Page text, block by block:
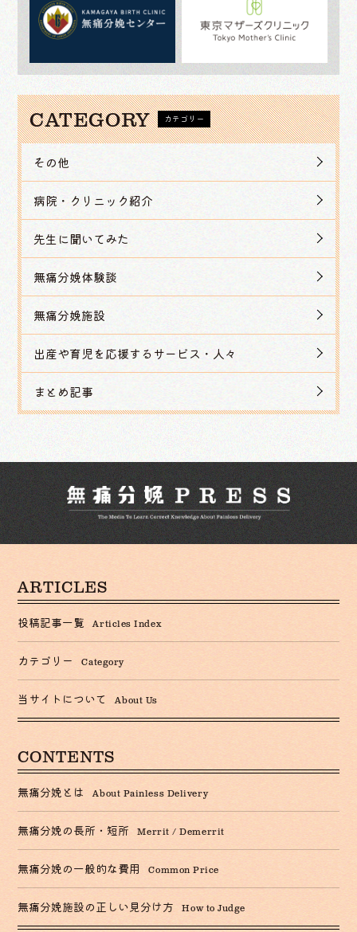
CATEGORY カテゴリー
その他
病院・クリニック紹介
先生に聞いてみた
無痛分娩体験談
無痛分娩施設
出産や育児を応援するサービス・人々
まとめ記事
ARTICLES
投稿記事一覧 Articles Index
カテゴリー Category
当サイトについて About Us
CONTENTS
無痛分娩とは About Painless Delivery
無痛分娩の長所・短所 Merrit / Demerrit
無痛分娩の一般的な費用 Common Price
無痛分娩施設の正しい見分け方 How to Judge